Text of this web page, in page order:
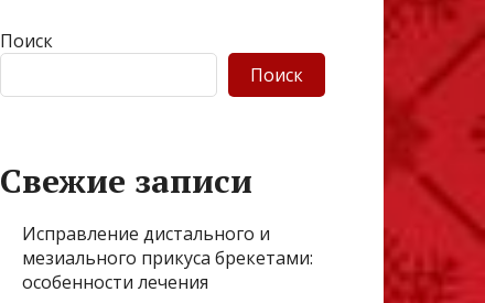
Поиск
Поиск
Свежие записи
Исправление дистального и
мезиального прикуса брекетами:
особенности лечения